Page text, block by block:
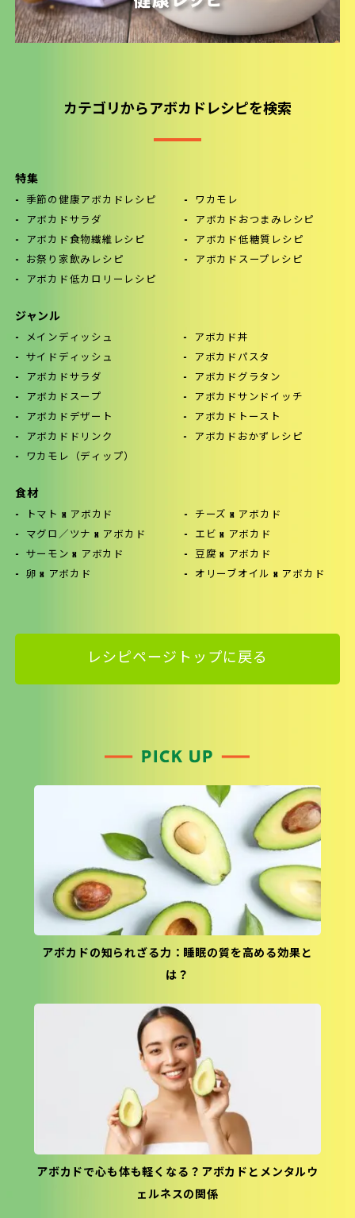
カテゴリからアボカドレシピを検索
特集
季節の健康アボカドレシピ ワカモレ
アボカドサラダ アボカドおつまみレシピ
アボカド食物繊維レシピ アボカド低糖質レシピ
お祭り家飲みレシピ アボカドスープレシピ
アボカド低カロリーレシピ
ジャンル
メインディッシュ
サイドディッシュ
アボカドサラダ
アボカドスープ
アボカドデザート
アボカドドリンク
ワカモレ（ディップ）
アボカド丼
アボカドパスタ
アボカドグラタン
アボカドサンドイッチ
アボカドトースト
アボカドおかずレシピ
食材
トマト x アボカド チーズ x アボカド
マグロ／ツナ x アボカド エビ x アボカド
サーモン x アボカド 豆腐 x アボカド
卵 x アボカド オリーブオイル x アボカド
レシピページトップに戻る
アボカドの知られざる力：睡眠の質を高める効果と
は？
アボカドで心も体も軽くなる？アボカドとメンタルウ
ェルネスの関係